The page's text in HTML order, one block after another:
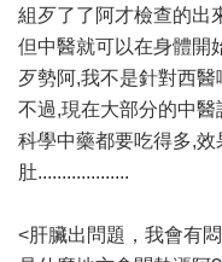
組歹了了阿才檢查的出
但中醫就可以在身體開
歹勢阿,我不是針對西醫
不過,現在大部分的中
科學中藥都要吃得多,
肚...................
<肝臟出問題，我會有